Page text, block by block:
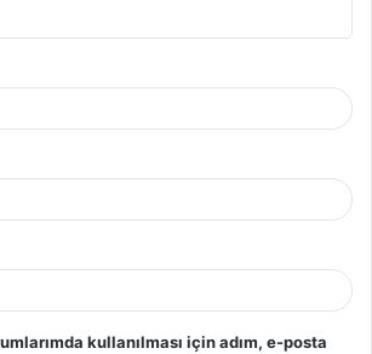
kullanılması için adım, e-posta